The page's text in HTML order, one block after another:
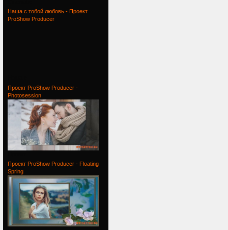
Наша с тобой любовь - Проект
ProShow Producer
Проект ProShow Producer -
Photosession
Проект ProShow Producer - Floating
Spring